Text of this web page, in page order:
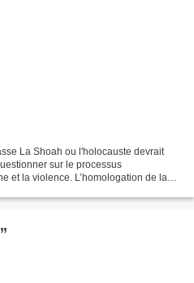
La Shoah ou l'holocauste devrait
sur le processus
et la violence. L’homologation de la